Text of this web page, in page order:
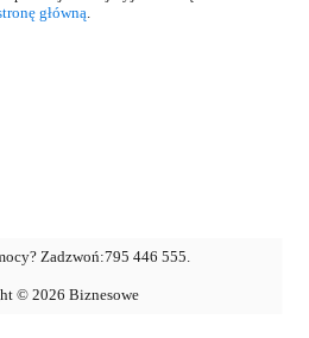
główną.
Zadzwoń:795 446 555.
© 2026 Biznesowe